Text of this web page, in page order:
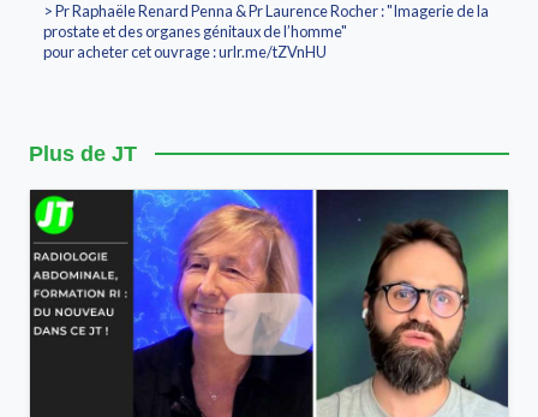
> Pr Raphaële Renard Penna & Pr Laurence Rocher : "Imagerie de la
prostate et des organes génitaux de l’homme"
pour acheter cet ouvrage : urlr.me/tZVnHU
Plus de JT